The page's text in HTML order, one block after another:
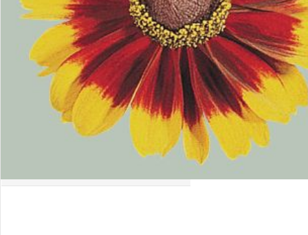
Palīglīdzekļi augu audzēšanai(72)
Klientu Diena
Novatec - izcils mēslošanai arī
sezonas otrajā pusē!
Piedāvājums ābeļdārziem